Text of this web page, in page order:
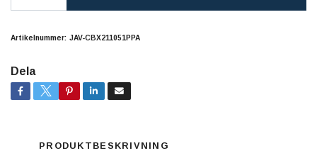
Artikelnummer: JAV-CBX211051PPA
Dela
PRODUKTBESKRIVNING